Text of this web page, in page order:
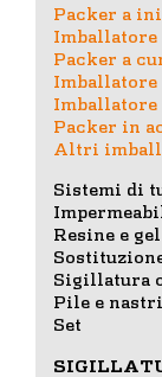
Packer a
Imballatore
Packer a
Packer in
Altri
Sistemi di
Resine e gel
Sigillatura
Pile e nastri
Set